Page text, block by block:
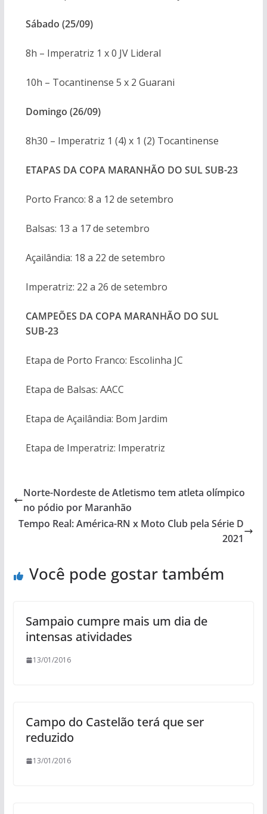
Sábado (25/09)
8h – Imperatriz 1 x 0 JV Lideral
10h – Tocantinense 5 x 2 Guarani
Domingo (26/09)
8h30 – Imperatriz 1 (4) x 1 (2) Tocantinense
ETAPAS DA COPA MARANHÃO DO SUL SUB-23
Porto Franco: 8 a 12 de setembro
Balsas: 13 a 17 de setembro
Açailândia: 18 a 22 de setembro
Imperatriz: 22 a 26 de setembro
CAMPEÕES DA COPA MARANHÃO DO SUL
SUB-23
Etapa de Porto Franco: Escolinha JC
Etapa de Balsas: AACC
Etapa de Açailândia: Bom Jardim
Etapa de Imperatriz: Imperatriz
Norte-Nordeste de Atletismo tem atleta olímpico
no pódio por Maranhão
Tempo Real: América-RN x Moto Club pela Série D
2021
Você pode gostar também
Sampaio cumpre mais um dia de
intensas atividades
13/01/2016
Campo do Castelão terá que ser
reduzido
13/01/2016